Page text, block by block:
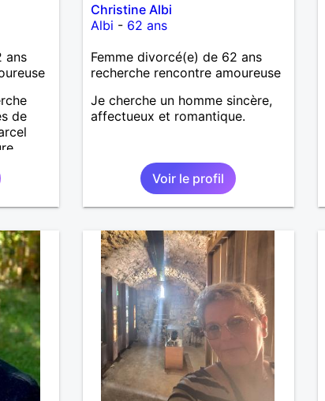
ans
de
et
à ma
vous
Christine Albi
Albi - 62 ans
Femme divorcé(e) de 62 ans
recherche rencontre amoureuse
Je cherche un homme sincère,
affectueux et romantique.
Voir le profil